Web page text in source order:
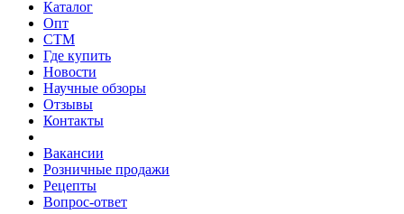
Каталог
Опт
СТМ
Где купить
Новости
Научные обзоры
Отзывы
Контакты
Вакансии
Розничные продажи
Рецепты
Вопрос-ответ